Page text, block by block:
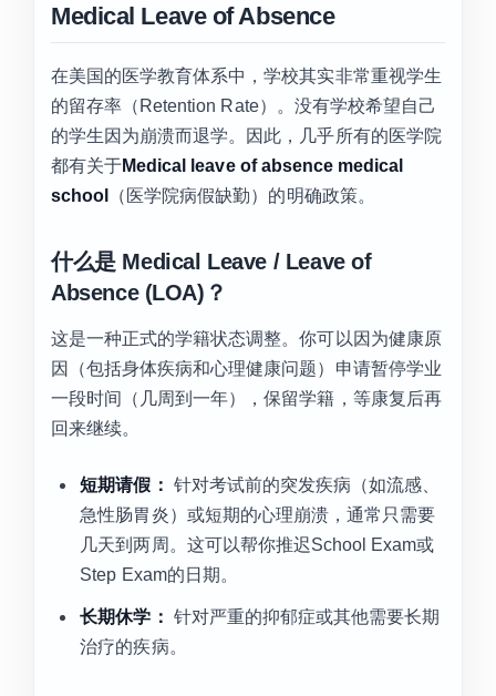
Medical Leave of Absence
在美国的医学教育体系中，学校其实非常重视学生
的留存率（Retention Rate）。没有学校希望自己
的学生因为崩溃而退学。因此，几乎所有的医学院
都有关于Medical leave of absence medical
school
（医学院病假缺勤）的明确政策。
什么是 Medical Leave / Leave of
Absence (LOA)？
这是一种正式的学籍状态调整。你可以因为健康原
因（包括身体疾病和心理健康问题）申请暂停学业
一段时间（几周到一年），保留学籍，等康复后再
回来继续。
短期请假： 针对考试前的突发疾病（如流感、
急性肠胃炎）或短期的心理崩溃，通常只需要
几天到两周。这可以帮你推迟School Exam或
Step Exam的日期。
长期休学： 针对严重的抑郁症或其他需要长期
治疗的疾病。